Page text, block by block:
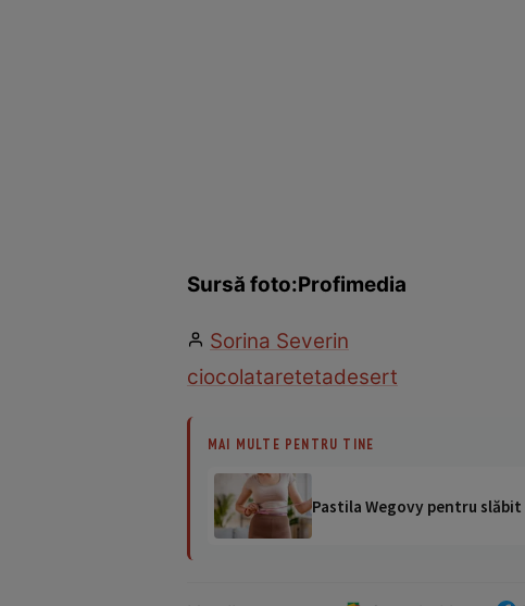
Sursă foto:Profimedia
Sorina Severin
ciocolataretetadesert
MAI MULTE PENTRU TINE
Pastila Wegovy pentru